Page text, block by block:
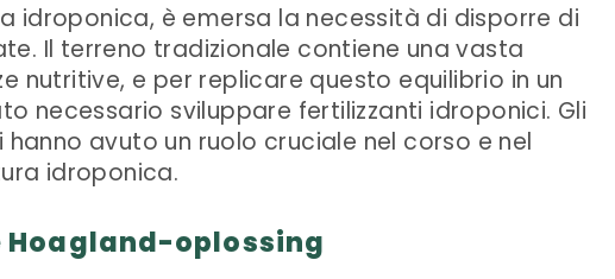
idroponica, è emersa la necessità di disporre di
Il terreno tradizionale contiene una vasta
nutritive, e per replicare questo equilibrio in un
necessario sviluppare fertilizzanti idroponici. Gli
avuto un ruolo cruciale nel corso e nel
idroponica.
Hoagland-oplossing